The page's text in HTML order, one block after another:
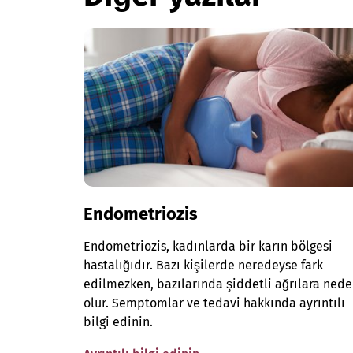
Endometriozis
Endometriozis, kadınlarda bir karın bölgesi
hastalığıdır. Bazı kişilerde neredeyse fark
edilmezken, bazılarında şiddetli ağrılara
olur. Semptomlar ve tedavi hakkında ayrıntılı
bilgi edinin.